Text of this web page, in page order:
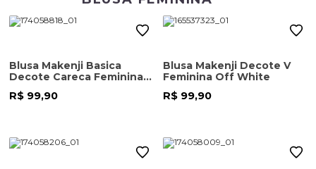
Blusa Makenji Basica
Decote Careca Feminina
Azul Bic
R$ 99,90
Blusa Makenji Decote V
Feminina Off White
R$ 99,90